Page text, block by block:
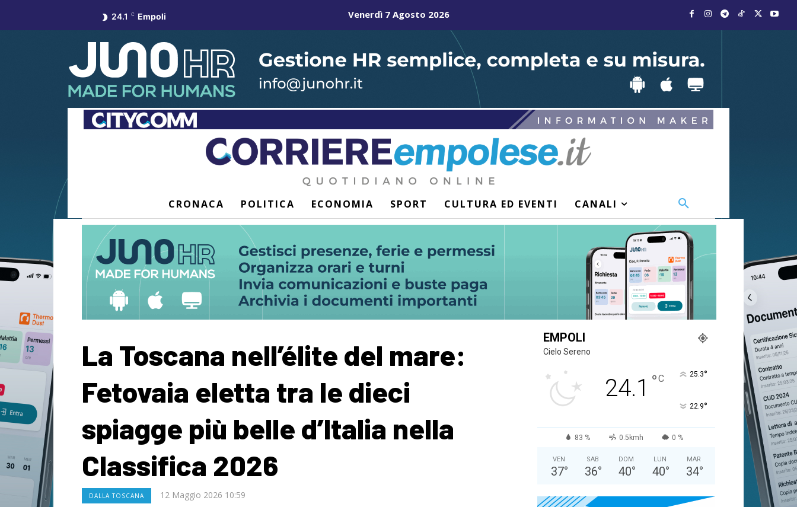
24.1 C Empoli Venerdì 7 Agosto 2026
CRONACA POLITICA ECONOMIA SPORT CULTURA ED EVENTI CANALI
La Toscana nell’élite del mare:
Fetovaia eletta tra le dieci
spiagge più belle d’Italia nella
Classifica 2026
DALLA TOSCANA 12 Maggio 2026 10:59
EMPOLI
Cielo Sereno
24.1 °C 25.3°
22.9°
83 % 0.5kmh 0 %
VEN
37°
SAB
36°
DOM
40°
LUN
40°
MAR
34°